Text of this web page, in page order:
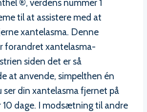
®, verdens nummer 1
til at assistere med at
xantelasma. Denne
forandret xantelasma-
siden det er så
at anvende, simpelthen én
ser din xantelasma fjernet på
dage. I modsætning til andre